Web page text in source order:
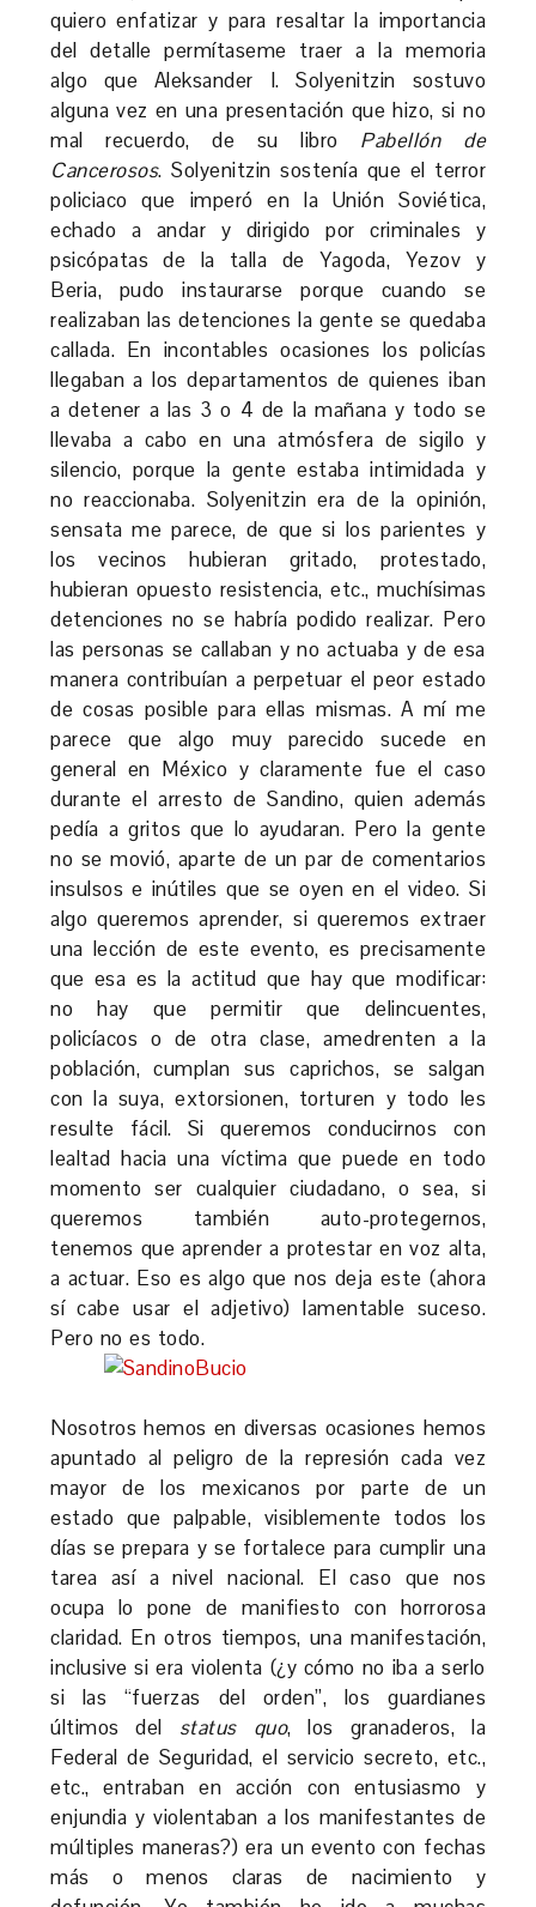
quiero enfatizar y para resaltar la importancia
del detalle permítaseme traer a la memoria
algo que Aleksander I. Solyenitzin sostuvo
alguna vez en una presentación que hizo, si no
mal recuerdo, de su libro Pabellón de
Cancerosos. Solyenitzin sostenía que el terror
policiaco que imperó en la Unión Soviética,
echado a andar y dirigido por criminales y
psicópatas de la talla de Yagoda, Yezov y
Beria, pudo instaurarse porque cuando se
realizaban las detenciones la gente se quedaba
callada. En incontables ocasiones los policías
llegaban a los departamentos de quienes iban
a detener a las 3 o 4 de la mañana y todo se
llevaba a cabo en una atmósfera de sigilo y
silencio, porque la gente estaba intimidada y
no reaccionaba. Solyenitzin era de la opinión,
sensata me parece, de que si los parientes y
los vecinos hubieran gritado, protestado,
hubieran opuesto resistencia, etc., muchísimas
detenciones no se habría podido realizar. Pero
las personas se callaban y no actuaba y de esa
manera contribuían a perpetuar el peor estado
de cosas posible para ellas mismas. A mí me
parece que algo muy parecido sucede en
general en México y claramente fue el caso
durante el arresto de Sandino, quien además
pedía a gritos que lo ayudaran. Pero la gente
no se movió, aparte de un par de comentarios
insulsos e inútiles que se oyen en el video. Si
algo queremos aprender, si queremos extraer
una lección de este evento, es precisamente
que esa es la actitud que hay que modificar:
no hay que permitir que delincuentes,
policíacos o de otra clase, amedrenten a la
población, cumplan sus caprichos, se salgan
con la suya, extorsionen, torturen y todo les
resulte fácil. Si queremos conducirnos con
lealtad hacia una víctima que puede en todo
momento ser cualquier ciudadano, o sea, si
queremos también auto-protegernos,
tenemos que aprender a protestar en voz alta,
a actuar. Eso es algo que nos deja este (ahora
sí cabe usar el adjetivo) lamentable suceso.
Pero no es todo.
Nosotros hemos en diversas ocasiones hemos
apuntado al peligro de la represión cada vez
mayor de los mexicanos por parte de un
estado que palpable, visiblemente todos los
días se prepara y se fortalece para cumplir una
tarea así a nivel nacional. El caso que nos
ocupa lo pone de manifiesto con horrorosa
claridad. En otros tiempos, una manifestación,
inclusive si era violenta (¿y cómo no iba a serlo
si las “fuerzas del orden”, los guardianes
últimos del status quo, los granaderos, la
Federal de Seguridad, el servicio secreto, etc.,
etc., entraban en acción con entusiasmo y
enjundia y violentaban a los manifestantes de
múltiples maneras?) era un evento con fechas
más o menos claras de nacimiento y